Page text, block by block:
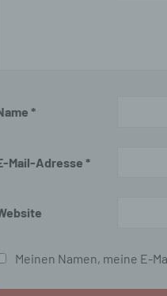
*
Mail-Adresse *
Meinen Namen, meine E-